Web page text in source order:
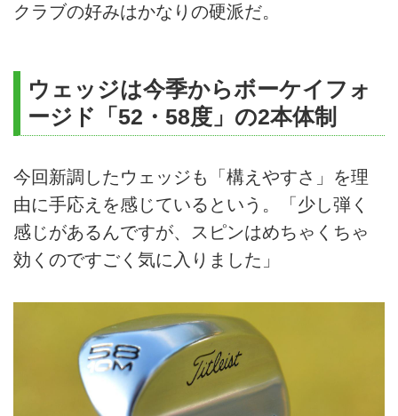
クラブの好みはかなりの硬派だ。
ウェッジは今季からボーケイフォ
ージド「52・58度」の2本体制
今回新調したウェッジも「構えやすさ」を理
由に手応えを感じているという。「少し弾く
感じがあるんですが、スピンはめちゃくちゃ
効くのですごく気に入りました」